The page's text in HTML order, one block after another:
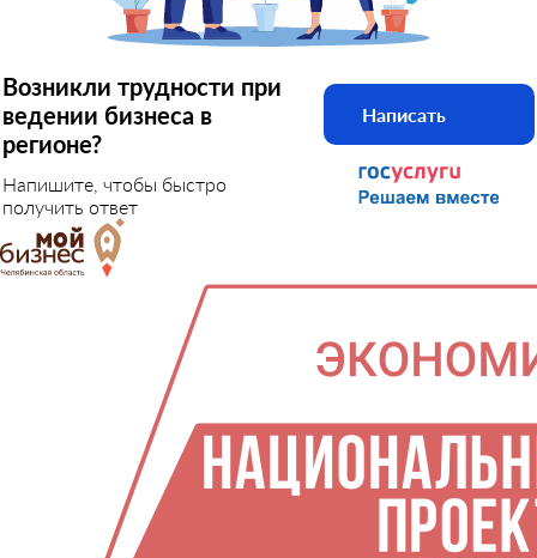
Возникли трудности при
ведении бизнеса в
регионе?
Напишите, чтобы быстро
получить ответ
Написать